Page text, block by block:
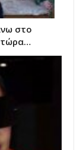
στο
τώρα…